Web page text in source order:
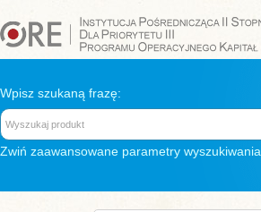
Wpisz szukaną frazę:
Zwiń zaawansowane parametry wyszukiwania